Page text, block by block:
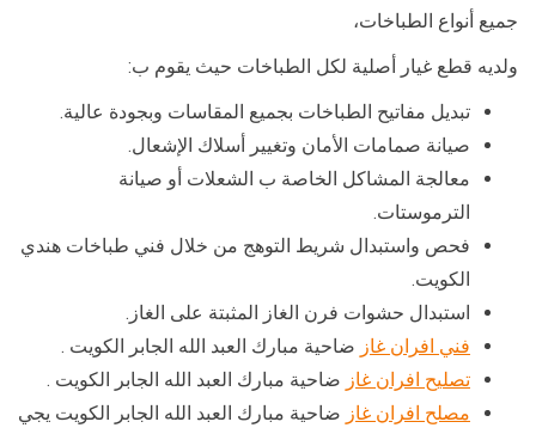
جميع أنواع الطباخات،
ولديه قطع غيار أصلية لكل الطباخات حيث يقوم ب:
تبديل مفاتيح الطباخات بجميع المقاسات وبجودة عالية.
صيانة صمامات الأمان وتغيير أسلاك الإشعال.
معالجة المشاكل الخاصة ب الشعلات أو صيانة
الترموستات.
فحص واستبدال شريط التوهج من خلال فني طباخات هندي
الكويت.
استبدال حشوات فرن الغاز المثبتة على الغاز.
فني افران غاز ضاحية مبارك العبد الله الجابر الكويت .
تصليح افران غاز ضاحية مبارك العبد الله الجابر الكويت .
مصلح افران غاز ضاحية مبارك العبد الله الجابر الكويت يجي